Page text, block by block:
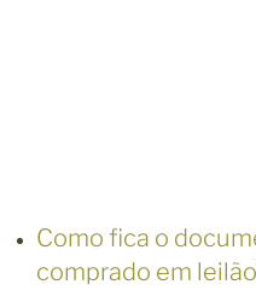
Como fica o
comprado em